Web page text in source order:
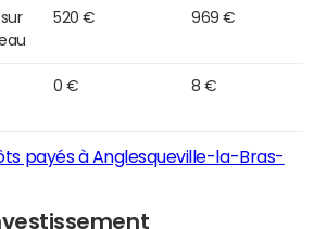
520 € 969 €
0 € 8 €
payés à Anglesqueville-la-Bras-